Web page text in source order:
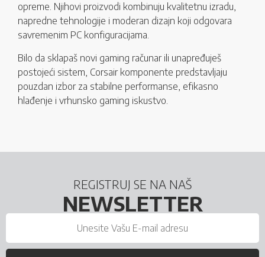
opreme. Njihovi proizvodi kombinuju kvalitetnu izradu,
napredne tehnologije i moderan dizajn koji odgovara
savremenim PC konfiguracijama.
Bilo da sklapaš novi gaming računar ili unapređuješ
postojeći sistem, Corsair komponente predstavljaju
pouzdan izbor za stabilne performanse, efikasno
hlađenje i vrhunsko gaming iskustvo.
REGISTRUJ SE NA NAŠ
NEWSLETTER